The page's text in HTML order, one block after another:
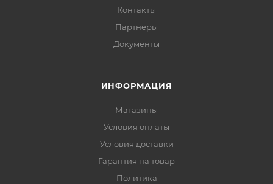
Контакты
Партнеры
Документы
ИНФОРМАЦИЯ
Магазины
Условия оплаты
Условия доставки
Гарантия на товар
Политика